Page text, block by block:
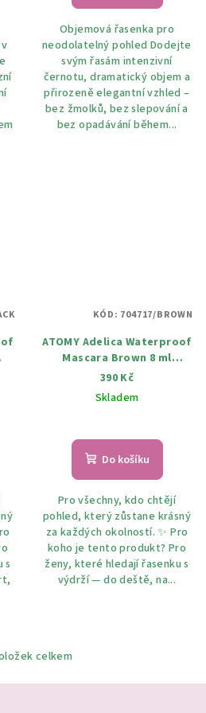
Objemová řasenka pro
neodolatelný pohled Dodejte
svým řasám intenzivní
černotu, dramatický objem a
přirozeně elegantní vzhled –
bez žmolků, bez slepování a
bez opadávání během...
s
ATOMY Adelica Waterproof
Mascara Brown 8 ml
voděodolná řasenka hnědá
390 Kč
Skladem
Do košíku
Pro všechny, kdo chtějí
pohled, který zůstane krásný
za každých okolností. ✨ Pro
koho je tento produkt? Pro
ženy, které hledají řasenku s
výdrží — do deště, na...
KÓD: 704717/BROWN
O
v
celkem